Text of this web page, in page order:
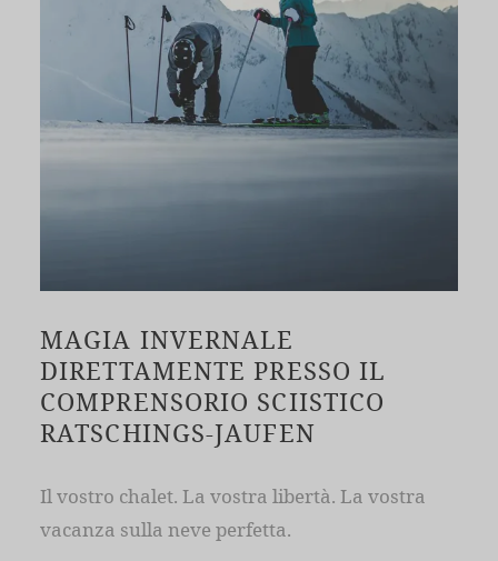
MAGIA INVERNALE
DIRETTAMENTE PRESSO IL
COMPRENSORIO SCIISTICO
RATSCHINGS-JAUFEN
Il vostro chalet. La vostra libertà. La vostra
vacanza sulla neve perfetta.